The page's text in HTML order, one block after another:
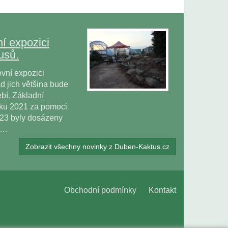
expozici
expozici
jich většina bude
Základní
2021 za pomoci
byly dosázeny
Zobrazit všechny novinky z Duben-Kaktus.cz
Obchodní podmínky Kontakt